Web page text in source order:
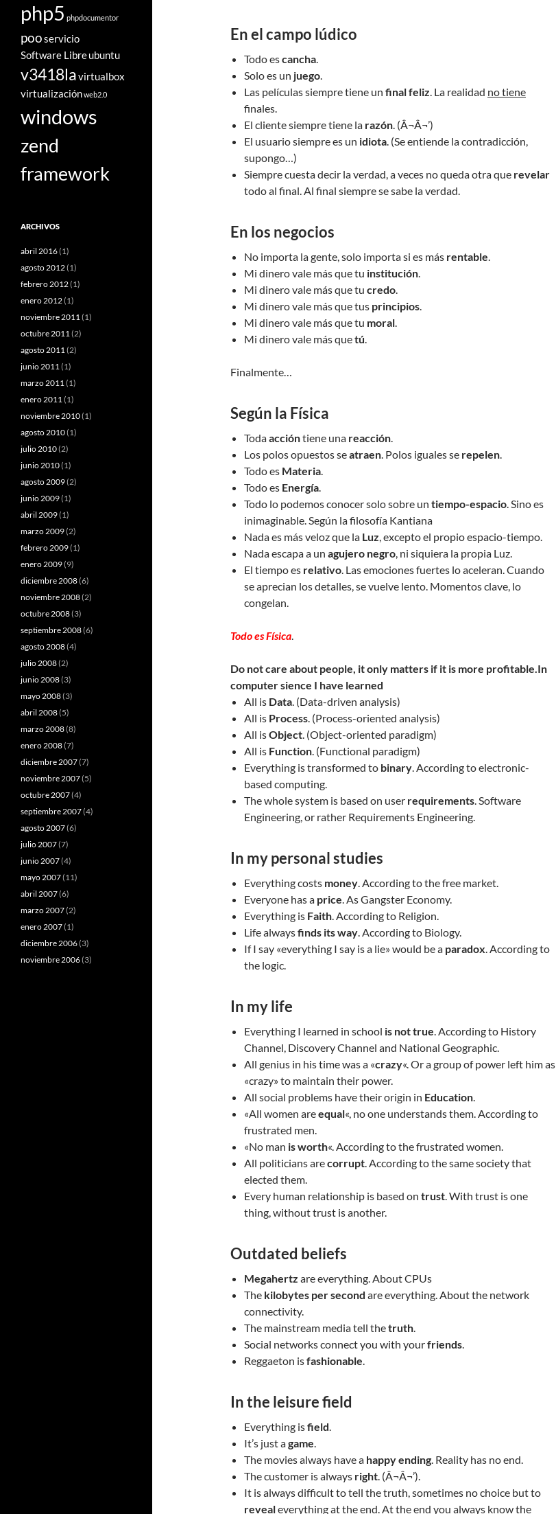
En el campo lúdico
Todo escancha.
Solo es un juego.
Las películas siempre tiene un final feliz. La realidad no tiene
finales.
El cliente siempre tiene la razón. (Â¬Â¬’)
El usuario siempre es un idiota. (Se entiende la contradicción,
supongo…)
Siempre cuesta decir la verdad, a veces no queda otra que revelar
todo al final. Al final siempre se sabe la verdad.
En los negocios
No importa la gente, solo importa si es más rentable.
Mi dinero vale más que tu institución.
Mi dinero vale más que tu credo.
Mi dinero vale más que tus principios.
Mi dinero vale más que tu moral.
Mi dinero vale más quetú.
Finalmente…
Según la Física
Todaaccióntiene una reacción.
Los polos opuestos seatraen. Polos iguales se repelen.
Todo es Materia.
Todo es Energía.
Todo lo podemos conocer solo sobre un tiempo-espacio. Sino es
inimaginable. Según la filosofía Kantiana
Nada es más veloz que la Luz, excepto el propio espacio-tiempo.
Nada escapa a un agujero negro, ni siquiera la propia Luz.
El tiempo es relativo. Las emociones fuertes lo aceleran. Cuando
se aprecian los detalles, se vuelve lento. Momentos clave, lo
congelan.
Todo es Física.
Do not care about people, it only matters if it is more profitable.In
computer sience I have learned
All is Data. (Data-driven analysis)
All is Process. (Process-oriented analysis)
All isObject. (Object-oriented paradigm)
All is Function. (Functional paradigm)
Everything is transformed to binary. According to electronic-
based computing.
The whole system is based on user requirements. Software
Engineering, or rather Requirements Engineering.
In my personal studies
Everything costs money. According to the free market.
Everyone has a price. As Gangster Economy.
Everything is Faith. According to Religion.
Life alwaysfinds its way. According to Biology.
If I say «everything I say is a lie» would be a paradox. According to
the logic.
In my life
Everything I learned in school is not true. According to History
Channel, Discovery Channel and National Geographic.
All genius in his time was a «crazy«. Or a group of power left him as
«crazy» to maintain their power.
All social problems have their origin in Education.
«All women areequal«, no one understands them. According to
frustrated men.
«No man is worth«. According to the frustrated women.
All politicians arecorrupt. According to the same society that
elected them.
Every human relationship is based on trust. With trust is one
thing, without trust is another.
Outdated beliefs
Megahertz are everything. About CPUs
The kilobytes per second are everything. About the network
connectivity.
The mainstream media tell thetruth.
Social networks connect you with yourfriends.
Reggaeton isfashionable.
In the leisure field
Everything isfield.
It’s just agame.
The movies always have a happy ending. Reality has no end.
The customer is always right. (Â¬Â¬’).
It is always difficult to tell the truth, sometimes no choice but to
revealeverything at the end. At the end you always know the
php5 phpdocumentor
pooservicio
Software Libreubuntu
v3418lavirtualbox
virtualizaciónweb2.0
windows
zend
framework
ARCHIVOS
abril 2016(1)
agosto 2012(1)
febrero 2012(1)
enero 2012(1)
noviembre 2011(1)
octubre 2011(2)
agosto 2011(2)
junio 2011(1)
marzo 2011(1)
enero 2011(1)
noviembre 2010(1)
agosto 2010(1)
julio 2010(2)
junio 2010(1)
agosto 2009(2)
junio 2009(1)
abril 2009(1)
marzo 2009(2)
febrero 2009(1)
enero 2009(9)
diciembre 2008(6)
noviembre 2008(2)
octubre 2008(3)
septiembre 2008(6)
agosto 2008(4)
julio 2008(2)
junio 2008(3)
mayo 2008(3)
abril 2008(5)
marzo 2008(8)
enero 2008(7)
diciembre 2007(7)
noviembre 2007(5)
octubre 2007(4)
septiembre 2007(4)
agosto 2007(6)
julio 2007(7)
junio 2007(4)
mayo 2007(11)
abril 2007(6)
marzo 2007(2)
enero 2007(1)
diciembre 2006(3)
noviembre 2006(3)